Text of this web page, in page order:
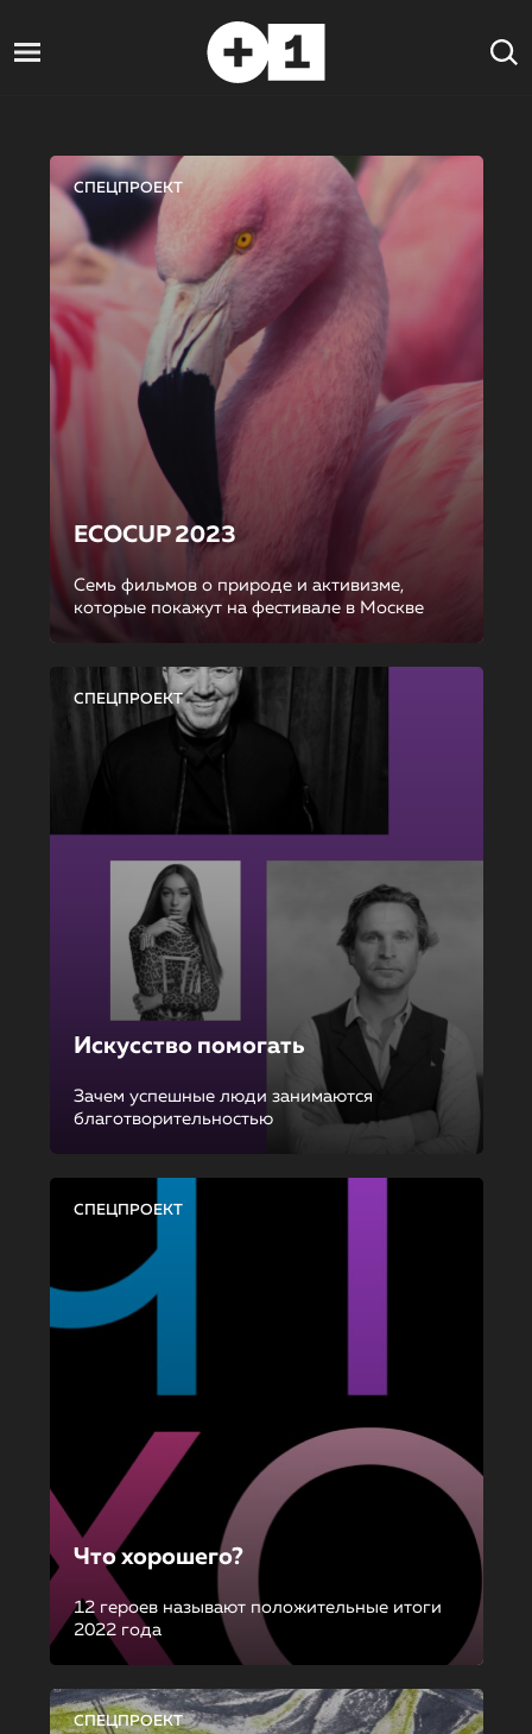
СПЕЦПРОЕКТ
ECOCUP 2023
Семь фильмов о природе и активизме,
которые покажут на фестивале в Москве
СПЕЦПРОЕКТ
Искусство помогать
Зачем успешные люди занимаются
благотворительностью
СПЕЦПРОЕКТ
Что хорошего?
12 героев называют положительные итоги
2022 года
СПЕЦПРОЕКТ